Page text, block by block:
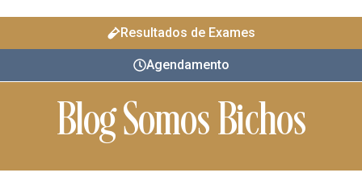
Resultados de Exames
Agendamento
Blog Somos Bichos